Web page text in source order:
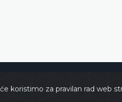
koristimo za pravilan rad web